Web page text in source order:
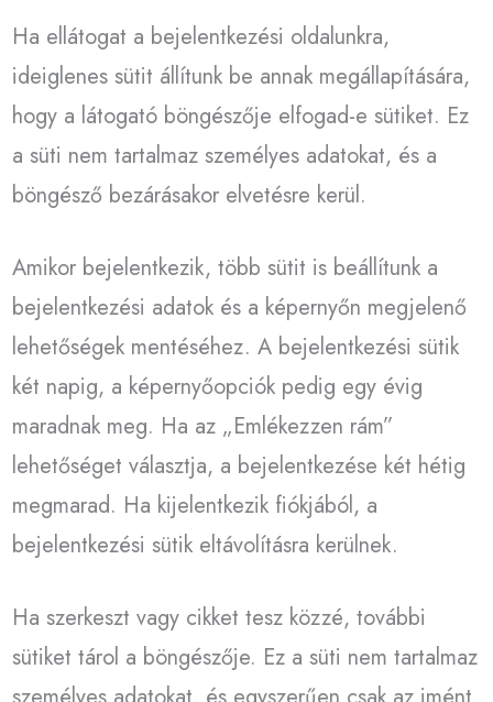
Ha ellátogat a bejelentkezési oldalunkra,
ideiglenes sütit állítunk be annak megállapítására,
hogy a látogató böngészője elfogad-e sütiket. Ez
a süti nem tartalmaz személyes adatokat, és a
böngésző bezárásakor elvetésre kerül.
Amikor bejelentkezik, több sütit is beállítunk a
bejelentkezési adatok és a képernyőn megjelenő
lehetőségek mentéséhez. A bejelentkezési sütik
két napig, a képernyőopciók pedig egy évig
maradnak meg. Ha az „Emlékezzen rám”
lehetőséget választja, a bejelentkezése két hétig
megmarad. Ha kijelentkezik fiókjából, a
bejelentkezési sütik eltávolításra kerülnek.
Ha szerkeszt vagy cikket tesz közzé, további
sütiket tárol a böngészője. Ez a süti nem tartalmaz